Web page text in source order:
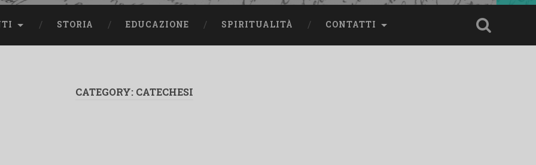
STORIA EDUCAZIONE SPIRITUALITÀ CONTATTI
CATEGORY: CATECHESI